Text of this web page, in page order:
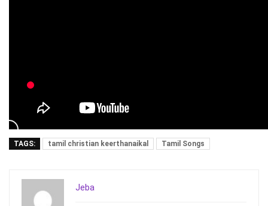
TAGS: tamil christian keerthanaikal Tamil Songs
Jeba